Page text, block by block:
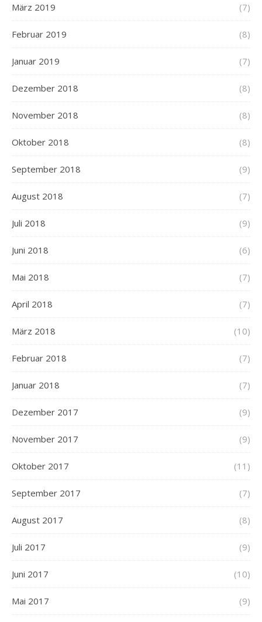
März 2019 (7)
Februar 2019 (8)
Januar 2019 (7)
Dezember 2018 (8)
November 2018 (8)
Oktober 2018 (8)
September 2018 (9)
August 2018 (7)
Juli 2018 (9)
Juni 2018 (6)
Mai 2018 (7)
April 2018 (7)
März 2018 (10)
Februar 2018 (7)
Januar 2018 (7)
Dezember 2017 (9)
November 2017 (9)
Oktober 2017 (11)
September 2017 (7)
August 2017 (8)
Juli 2017 (9)
Juni 2017 (10)
Mai 2017 (9)